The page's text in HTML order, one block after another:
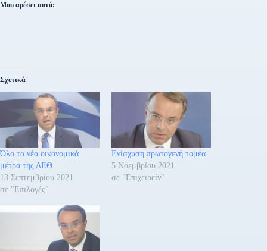
Μου αρέσει αυτό:
Σχετικά
Όλα τα νέα οικονομικά
μέτρα της ΔΕΘ
13 Σεπτεμβρίου 2021
σε "Επιλογές"
Ενίσχυση πρωτογενή τομέα
5 Νοεμβρίου 2021
σε "Επιχειρείν"